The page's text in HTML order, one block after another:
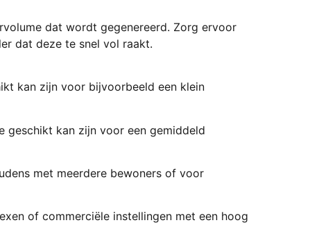
dat wordt gegenereerd. Zorg ervoor
dat deze te snel vol raakt.
kan zijn voor bijvoorbeeld een klein
geschikt kan zijn voor een gemiddeld
met meerdere bewoners of voor
of commerciële instellingen met een hoog